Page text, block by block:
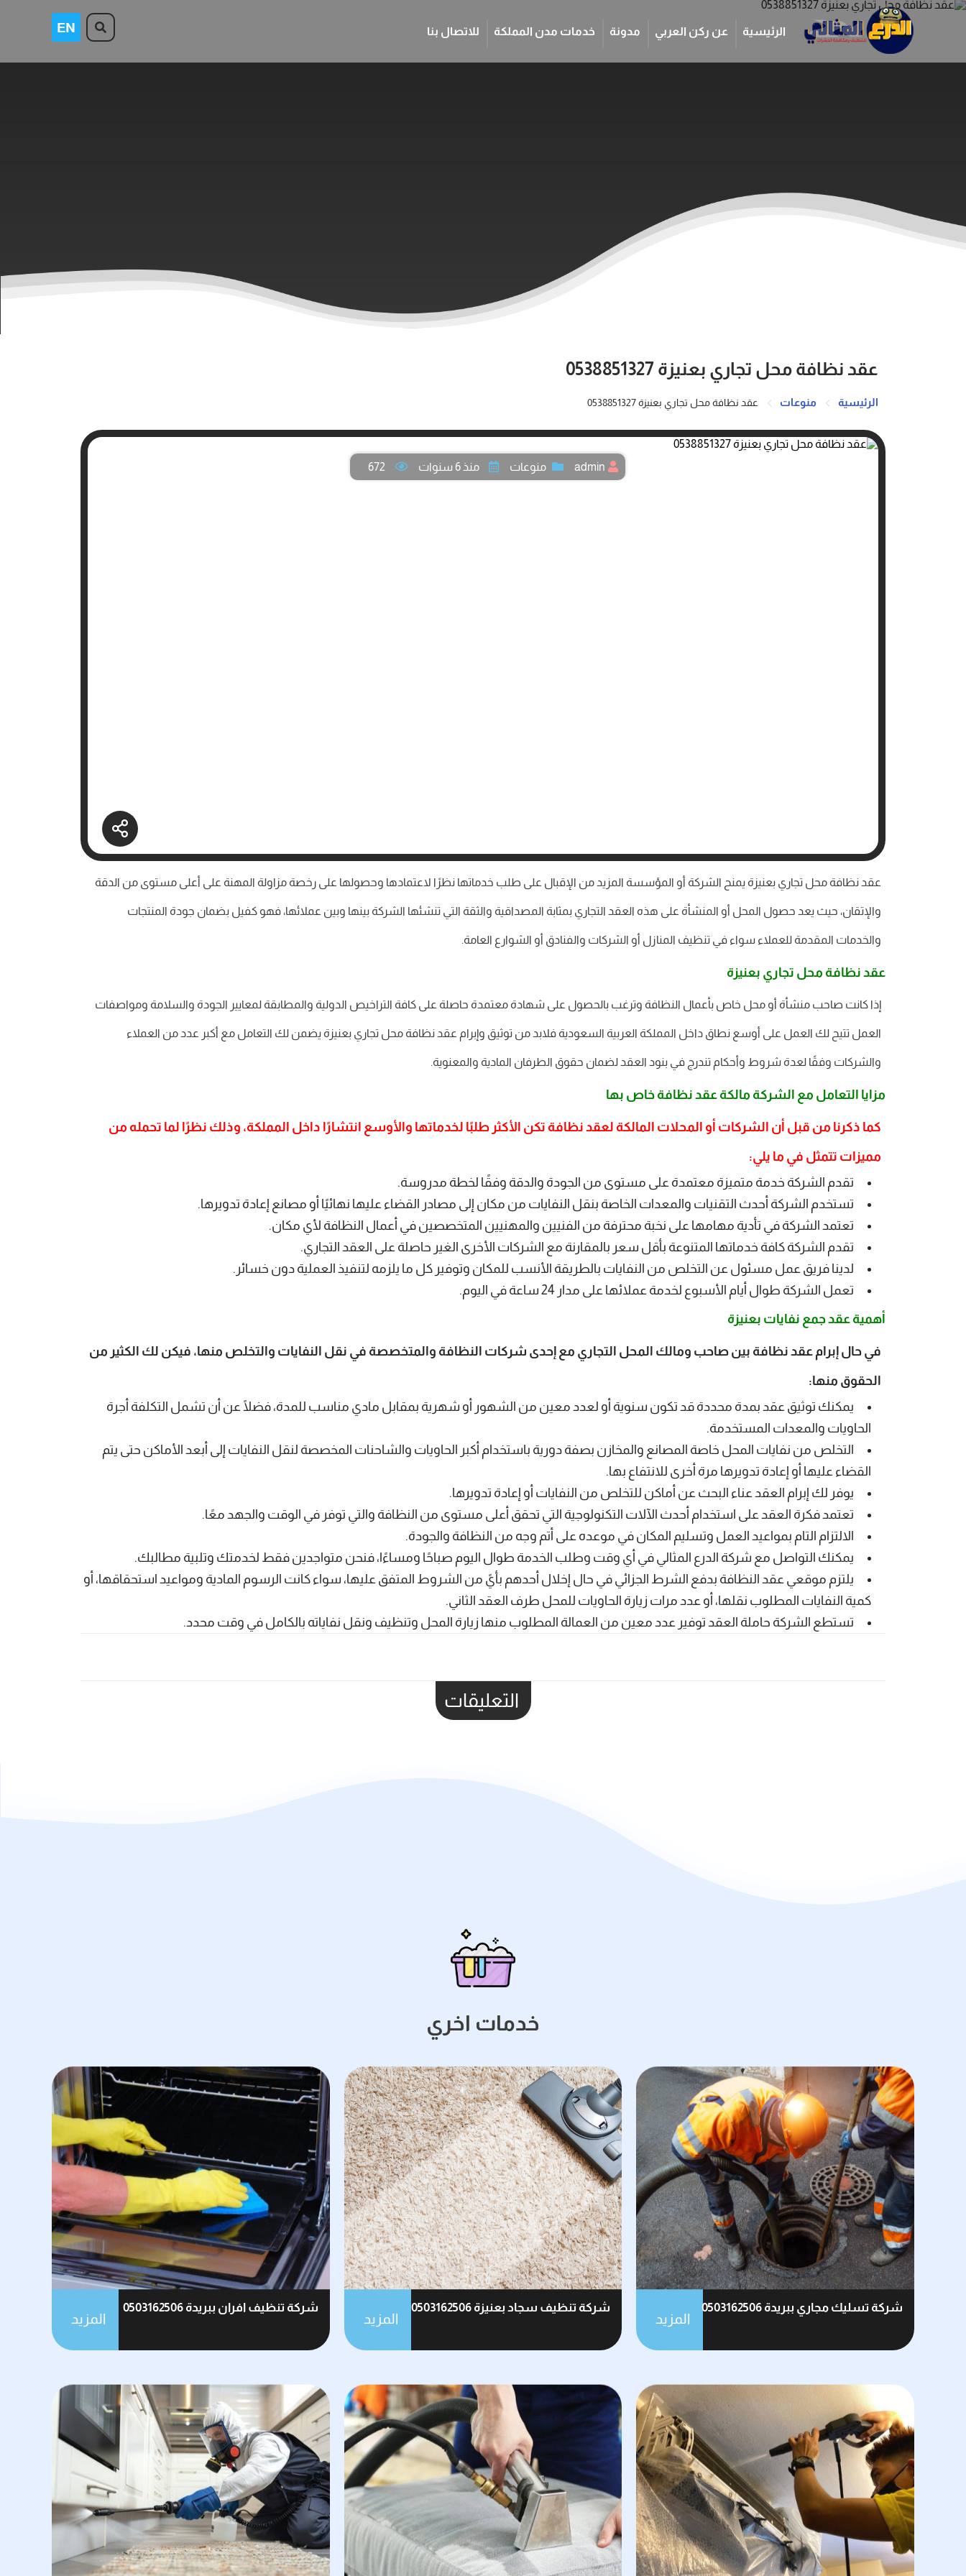
الرئيسية عن ركن العربي مدونة خدمات مدن المملكة للاتصال بنا
عقد نظافة محل تجاري بعنيزة 0538851327
الرئيسية منوعات عقد نظافة محل تجاري بعنيزة 0538851327
admin منوعات منذ 6 سنوات
عقد نظافة محل تجاري بعنيزة يمنح الشركة أو المؤسسة المزيد من الإقبال على طلب خدماتها نظرًا لاعتمادها وحصولها على رخصة مزاولة المهنة على أعلى مستوى من الدقة
والإتقان، حيث يعد حصول المحل أو المنشأة على هذه العقد التجاري بمثابة المصداقية والثقة التي تنشئها الشركة بينها وبين عملائها، فهو كفيل بضمان جودة المنتجات
والخدمات المقدمة للعملاء سواء في تنظيف المنازل أو الشركات والفنادق أو الشوارع العامة.
عقد نظافة محل تجاري بعنيزة
إذا كانت صاحب منشأة أو محل خاص بأعمال النظافة وترغب بالحصول على شهادة معتمدة حاصلة على كافة التراخيص الدولية والمطابقة لمعايير الجودة والسلامة ومواصفات
العمل تتيح لك العمل على أوسع نطاق داخل المملكة العربية السعودية فلابد من توثيق وإبرام عقد نظافة محل تجاري بعنيزة يضمن لك التعامل مع أكبر عدد من العملاء
والشركات وفقًا لعدة شروط وأحكام تندرج في بنود العقد لضمان حقوق الطرفان المادية والمعنوية.
مزايا التعامل مع الشركة مالكة عقد نظافة خاص بها
كما ذكرنا من قبل أن الشركات أو المحلات المالكة لعقد نظافة تكن الأكثر طلبًا لخدماتها والأوسع انتشارًا داخل المملكة، وذلك نظرًا لما تحمله من
مميزات تتمثل في ما يلي:
تقدم الشركة خدمة متميزة معتمدة على مستوى من الجودة والدقة وفقًا لخطة مدروسة.
تستخدم الشركة أحدث التقنيات والمعدات الخاصة بنقل النفايات من مكان إلى مصادر القضاء عليها نهائيًا أو مصانع إعادة تدويرها.
تعتمد الشركة في تأدية مهامها على نخبة محترفة من الفنيين والمهنيين المتخصصين في أعمال النظافة لأي مكان.
تقدم الشركة كافة خدماتها المتنوعة بأقل سعر بالمقارنة مع الشركات الأخرى الغير حاصلة على العقد التجاري.
لدينا فريق عمل مسئول عن التخلص من النفايات بالطريقة الأنسب للمكان وتوفير كل ما يلزمه لتنفيذ العملية دون خسائر.
تعمل الشركة طوال أيام الأسبوع لخدمة عملائها على مدار 24 ساعة في اليوم.
أهمية عقد جمع نفايات بعنيزة
في حال إبرام عقد نظافة بين صاحب ومالك المحل التجاري مع إحدى شركات النظافة والمتخصصة في نقل النفايات والتخلص منها، فيكن لك الكثير من
الحقوق منها:
يمكنك توثيق عقد بمدة محددة قد تكون سنوية أو لعدد معين من الشهور أو شهرية بمقابل مادي مناسب للمدة، فضلًا عن أن تشمل التكلفة أجرة
الحاويات والمعدات المستخدمة.
التخلص من نفايات المحل خاصة المصانع والمخازن بصفة دورية باستخدام أكبر الحاويات والشاحنات المخصصة لنقل النفايات إلى أبعد الأماكن حتى يتم
القضاء عليها أو إعادة تدويرها مرة أخرى للانتفاع بها.
يوفر لك إبرام العقد عناء البحث عن أماكن للتخلص من النفايات أو إعادة تدويرها.
تعتمد فكرة العقد على استخدام أحدث الآلات التكنولوجية التي تحقق أعلى مستوى من النظافة والتي توفر في الوقت والجهد معًا.
الالتزام التام بمواعيد العمل وتسليم المكان في موعده على أتم وجه من النظافة والجودة.
يمكنك التواصل مع شركة الدرع المثالي في أي وقت وطلب الخدمة طوال اليوم صباحًا ومساءًا، فنحن متواجدين فقط لخدمتك وتلبية مطالبك.
يلتزم موقعي عقد النظافة بدفع الشرط الجزائي في حال إخلال أحدهم بأيً من الشروط المتفق عليها، سواء كانت الرسوم المادية ومواعيد استحقاقها، أو
كمية النفايات المطلوب نقلها، أو عدد مرات زيارة الحاويات للمحل طرف العقد الثاني.
تستطع الشركة حاملة العقد توفير عدد معين من العمالة المطلوب منها زيارة المحل وتنظيف ونقل نفاياته بالكامل في وقت محدد.
التعليقات
خدمات اخري
شركة تسليك مجاري ببريدة 0503162506
المزيد
شركة تنظيف سجاد بعنيزة 0503162506
المزيد
شركة تنظيف افران ببريدة 0503162506
المزيد